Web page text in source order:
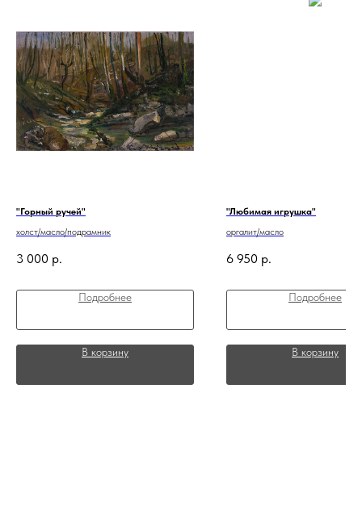
"Горный ручей"
холст/масло/подрамник
3 000 р.
Подробнее
В корзину
"Любимая игрушка"
оргалит/масло
6 950 р.
Подробнее
В корзину